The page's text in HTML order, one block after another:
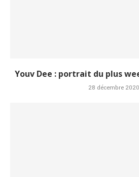
Youv Dee : portrait du plus
28 décembre 2020